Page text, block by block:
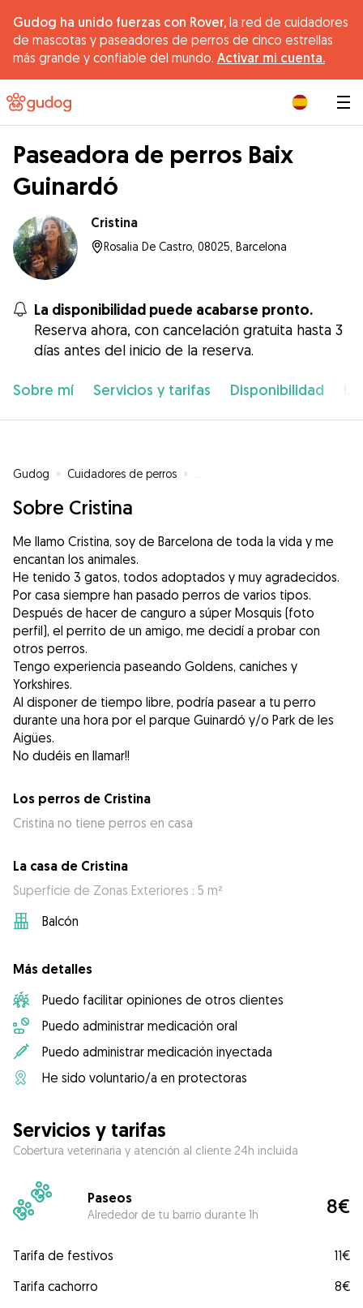
Gudog ha unido fuerzas con Rover, la red de cuidadores
de mascotas y paseadores de perros de cinco estrellas
más grande y confiable del mundo. Activar mi cuenta.
Paseadora de perros Baix
Guinardó
Cristina
Rosalia De Castro, 08025, Barcelona
La disponibilidad puede acabarse pronto.
Reserva ahora, con cancelación gratuita hasta 3
días antes del inicio de la reserva.
Sobre mí Servicios y tarifas Disponibilidad
Gudog » Cuidadores de perros »
Sobre Cristina
Me llamo Cristina, soy de Barcelona de toda la vida y me
encantan los animales.
He tenido 3 gatos, todos adoptados y muy agradecidos.
Por casa siempre han pasado perros de varios tipos.
Después de hacer de canguro a súper Mosquis (foto
perfil), el perrito de un amigo, me decidí a probar con
otros perros.
Tengo experiencia paseando Goldens, caniches y
Yorkshires.
Al disponer de tiempo libre, podría pasear a tu perro
durante una hora por el parque Guinardó y/o Park de les
Aigües.
No dudéis en llamar!!
Los perros de Cristina
Cristina no tiene perros en casa
La casa de Cristina
Superficie de Zonas Exteriores : 5 m²
Balcón
Más detalles
Puedo facilitar opiniones de otros clientes
Puedo administrar medicación oral
Puedo administrar medicación inyectada
He sido voluntario/a en protectoras
Servicios y tarifas
Cobertura veterinaria y atención al cliente 24h incluida
Paseos
Alrededor de tu barrio durante 1h 8€
Tarifa de festivos
11€
Tarifa cachorro
8€